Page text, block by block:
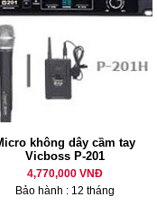
không dây cầm tay
Vicboss P-201
4,770,000 VNĐ
Bảo hành : 12 tháng